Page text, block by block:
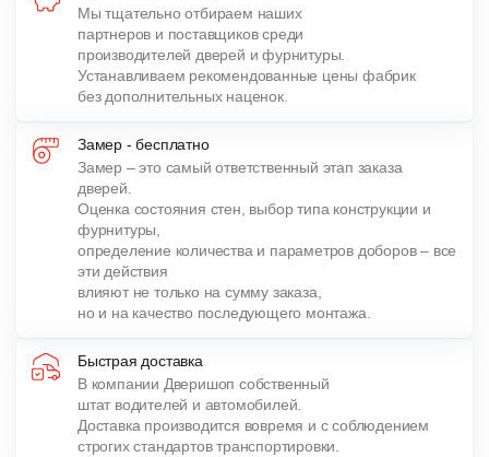
Мы тщательно отбираем наших
партнеров и поставщиков среди
производителей дверей и фурнитуры.
Устанавливаем рекомендованные цены фабрик
без дополнительных наценок.
Замер - бесплатно
Замер – это самый ответственный этап заказа
дверей.
Оценка состояния стен, выбор типа конструкции и
фурнитуры,
определение количества и параметров доборов – все
эти действия
влияют не только на сумму заказа,
но и на качество последующего монтажа.
Быстрая доставка
В компании Дверишоп собственный
штат водителей и автомобилей.
Доставка производится вовремя и с соблюдением
строгих стандартов транспортировки.